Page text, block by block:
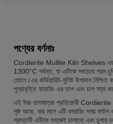
পণ্যের বর্ণনাঃ
Cordierite Mullite Kiln Shelves এর
1300°C পর্যন্ত, যা এটিকে সবচেয়ে গরম
তোলে।এর কর্ডিয়ারিট-মুলিট উপাদান নিশ্চিত
পুনরাবৃত্তি ফায়ারিং এর তাপ এবং চাপ সহ্য
এই উচ্চ তাপমাত্রা প্রতিরোধী
পৃষ্ঠ আছে, যার মানে এটি ফায়ারিং সময়
প্রান্তটি এটিকে সহজেই চালানো এবং চুলায়